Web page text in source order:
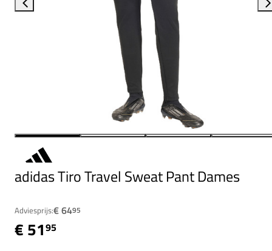
adidas Tiro Travel Sweat Pant Dames
Adviesprijs:€ 6495
€ 5195